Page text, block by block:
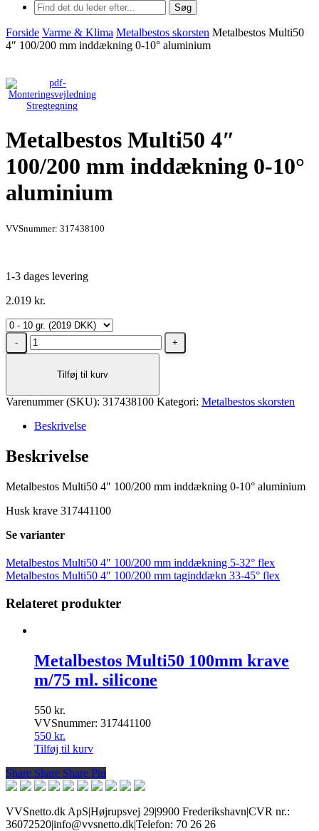
Søg
Forside Varme & Klima Metalbestos skorsten Metalbestos Multi50
4″ 100/200 mm inddækning 0-10° aluminium
Stregtegning
Metalbestos Multi50 4″
100/200 mm inddækning 0-10°
aluminium
VVSnummer: 317438100
1-3 dages levering
2.019 kr.
Metalbestos
Multi50
100/200
inddækning
10°
antal
Tilføj til kurv
Varenummer (SKU): 317438100 Kategori: Metalbestos skorsten
Beskrivelse
Beskrivelse
Metalbestos Multi50 4″ 100/200 mm inddækning 0-10° aluminium
Husk krave 317441100
Se varianter
Metalbestos Multi50 4″ 100/200 mm inddækning 5-32° flex
Metalbestos Multi50 4″ 100/200 mm taginddækn 33-45° flex
Relateret produkter
Metalbestos Multi50 100mm krave
m/75 ml. silicone
550 kr.
VVSnummer: 317441100
550 kr.
Tilføj til kurv
Share
Share Share Share Pin
VVSnetto.dk ApS|Højrupsvej 29|9900 Frederikshavn|CVR nr.:
36072520|info@vvsnetto.dk|Telefon: 70 26 26